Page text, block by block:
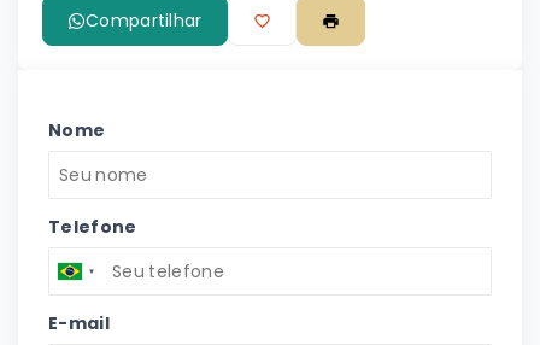
Compartilhar
Nome
Telefone
E-mail